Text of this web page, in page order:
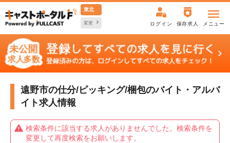
東北
変更 ログイン 保存求人 メニュー
遠野市の仕分/ピッキング/梱包のバイト・アルバ
イト求人情報
検索条件に該当する求人がありませんでした。検索条件を
変更して再度検索をお願いします。